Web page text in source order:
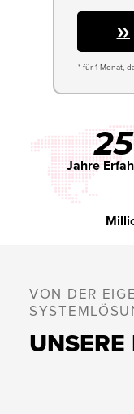
* für 1 Monat,
25
Jahre
VON DER